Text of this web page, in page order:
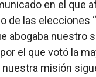
en el que
de las elecciones
abogaba nuestro
el que votó la
misión